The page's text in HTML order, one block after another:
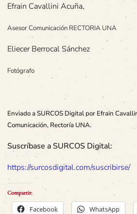
Efrain Cavallini Acuña,
Asesor Comunicación RECTORIA UNA
Eliecer Berrocal Sánchez
Fotógrafo
Enviado a SURCOS Digital por Efrain
Comunicación, Rectoría UNA.
Suscríbase a SURCOS Digital:
https://surcosdigital.com/suscribirse/
Compartir:
Facebook WhatsApp